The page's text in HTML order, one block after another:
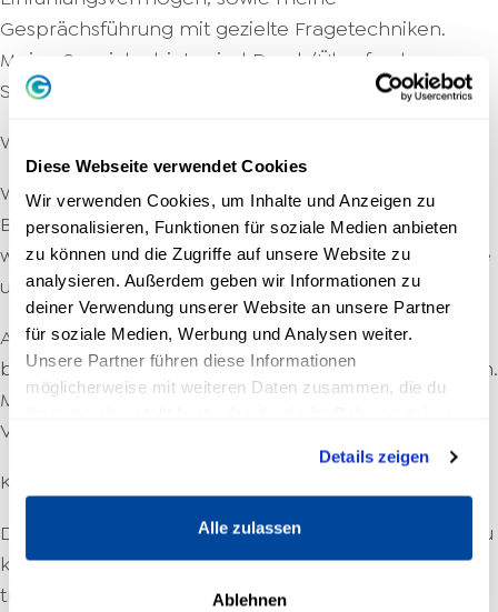
Diese Webseite verwendet Cookies
Wir verwenden Cookies, um Inhalte und Anzeigen zu
personalisieren, Funktionen für soziale Medien anbieten
zu können und die Zugriffe auf unsere Website zu
analysieren. Außerdem geben wir Informationen zu
deiner Verwendung unserer Website an unsere Partner
für soziale Medien, Werbung und Analysen weiter.
Unsere Partner führen diese Informationen
möglicherweise mit weiteren Daten zusammen, die du
Details zeigen
Alle zulassen
Ablehnen
Gesprächsführung mit gezielte Fragetechniken.
Meine Spezialgebiete sind Druck/Überforderung,
Selbstliebe/Weiblichkeit, Vision
Werde zur Führungskraft deines Lebens!
Wenn du morgens aufwachst, solltest du voller
Begeisterung sein, weil du weißt, dass der Tag
wunderbare Dinge für dich bereithält. Lebensfreude
und Leichtigkeit sollen dein Leben bestimmen.
Aber WARUM ist es meistens nicht so? Dafür
bestimmen Ängste, Zweifel und Sorgen unser Leben.
Man zieht negative Situationen an oder hat kein
Vertrauen in die Zukunft mehr.
Kennst du das?
Dann habe ich jetzt eine GUTE Nachricht für Dich, du
kannst dies alles ÄNDERN und die noch BESSERE, du
trägst bereits alles in Dir, was du dazu brauchst.